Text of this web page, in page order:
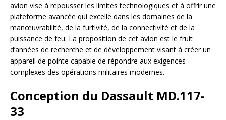
avion vise à repousser les limites technologiques et à offrir une
plateforme avancée qui excelle dans les domaines de la
manœuvrabilité, de la furtivité, de la connectivité et de la
puissance de feu. La proposition de cet avion est le fruit
d’années de recherche et de développement visant à créer un
appareil de pointe capable de répondre aux exigences
complexes des opérations militaires modernes.
Conception du Dassault MD.117-
33